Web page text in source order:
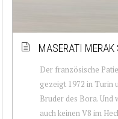
MASERATI MERAK
Der französische
gezeigt 1972 in Turin
Bruder des Bora. Und
auch keinen V8 im